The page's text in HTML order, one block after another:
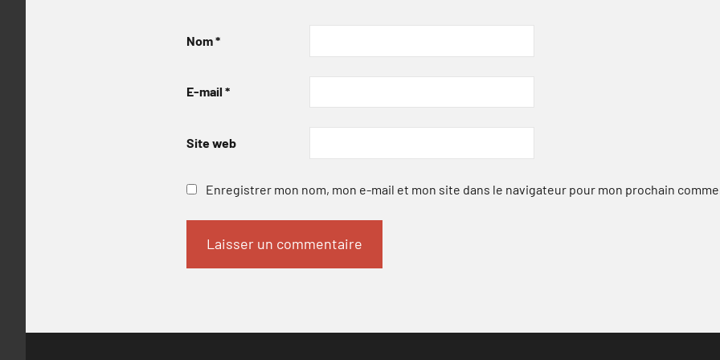
Nom*
E-mail *
Site web
Enregistrer mon nom, mon e-mail et mon site dans le navigateur pour mon prochain